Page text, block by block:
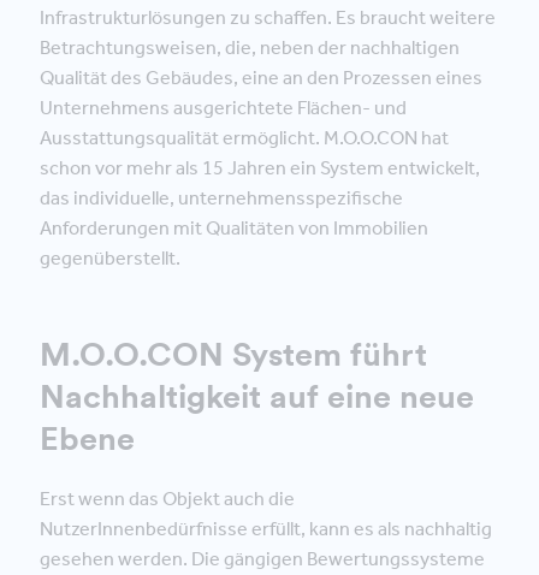
Infrastrukturlösungen zu schaffen. Es braucht weitere
Betrachtungsweisen, die, neben der nachhaltigen
Qualität des Gebäudes, eine an den Prozessen eines
Unternehmens ausgerichtete Flächen- und
Ausstattungsqualität ermöglicht. M.O.O.CON hat
schon vor mehr als 15 Jahren ein System entwickelt,
das individuelle, unternehmensspezifische
Anforderungen mit Qualitäten von Immobilien
gegenüberstellt.
M.O.O.CON System führt
Nachhaltigkeit auf eine neue
Ebene
Erst wenn das Objekt auch die
NutzerInnenbedürfnisse erfüllt, kann es als nachhaltig
gesehen werden. Die gängigen Bewertungssysteme